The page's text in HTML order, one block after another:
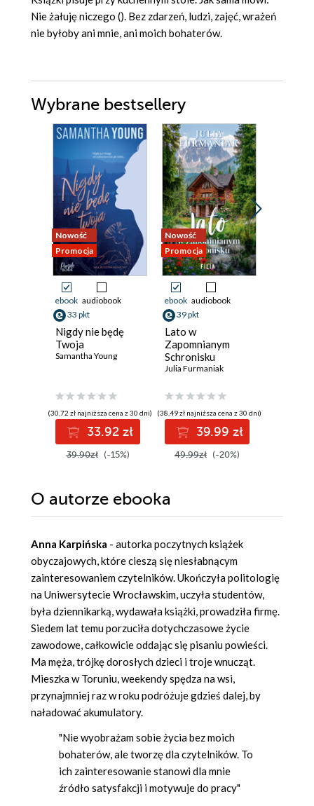
Nie żałuję niczego (). Bez zdarzeń, ludzi, zajęć, wrażeń
nie byłoby ani mnie, ani moich bohaterów.
Wybrane bestsellery
Nowość
Promocja
ebook audiobook
33 pkt
Nigdy nie będę
Twoja
Samantha Young
(30,72 zł najniższa cena z 30 dni)
33.92 zł
39.90zł (-15%)
Nowość
Promocja
ebook audiobook
39 pkt
Lato w
Zapomnianym
Schronisku
Julia Furmaniak
(38,49 zł najniższa cena z 30 dni)
39.99 zł
49.99zł (-20%)
O autorze ebooka
Anna Karpińska - autorka poczytnych książek
obyczajowych, które cieszą się niesłabnącym
zainteresowaniem czytelników. Ukończyła politologię
na Uniwersytecie Wrocławskim, uczyła studentów,
była dziennikarką, wydawała książki, prowadziła firmę.
Siedem lat temu porzuciła dotychczasowe życie
zawodowe, całkowicie oddając się pisaniu powieści.
Ma męża, trójkę dorosłych dzieci i troje wnucząt.
Mieszka w Toruniu, weekendy spędza na wsi,
przynajmniej raz w roku podróżuje gdzieś dalej, by
naładować akumulatory.
"Nie wyobrażam sobie życia bez moich
bohaterów, ale tworzę dla czytelników. To
ich zainteresowanie stanowi dla mnie
źródło satysfakcji i motywuje do pracy"